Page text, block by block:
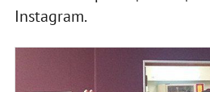
Instagram.